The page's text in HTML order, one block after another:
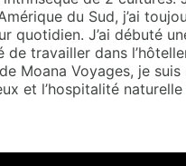
du Sud, j’ai
J’ai débuté
travailler dans
Moana Voyages, je
et l’hospitalité naturelle